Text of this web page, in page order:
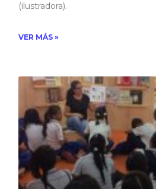
(ilustradora).
VER MÁS »